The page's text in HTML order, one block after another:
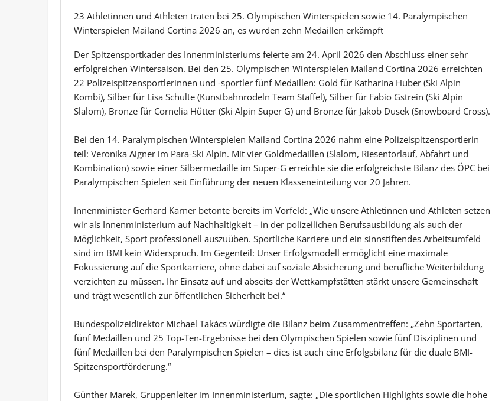
23 Athletinnen und Athleten traten bei 25. Olympischen Winterspielen sowie 14. Paralympischen
Winterspielen Mailand Cortina 2026 an, es wurden zehn Medaillen erkämpft
Der Spitzensportkader des Innenministeriums feierte am 24. April 2026 den Abschluss einer sehr
erfolgreichen Wintersaison. Bei den 25. Olympischen Winterspielen Mailand Cortina 2026 erreichten
22 Polizeispitzensportlerinnen und -sportler fünf Medaillen: Gold für Katharina Huber (Ski Alpin
Kombi), Silber für Lisa Schulte (Kunstbahnrodeln Team Staffel), Silber für Fabio Gstrein (Ski Alpin
Slalom), Bronze für Cornelia Hütter (Ski Alpin Super G) und Bronze für Jakob Dusek (Snowboard Cross).
Bei den 14. Paralympischen Winterspielen Mailand Cortina 2026 nahm eine Polizeispitzensportlerin
teil: Veronika Aigner im Para-Ski Alpin. Mit vier Goldmedaillen (Slalom, Riesentorlauf, Abfahrt und
Kombination) sowie einer Silbermedaille im Super-G erreichte sie die erfolgreichste Bilanz des ÖPC bei
Paralympischen Spielen seit Einführung der neuen Klasseneinteilung vor 20 Jahren.
Innenminister Gerhard Karner betonte bereits im Vorfeld: „Wie unsere Athletinnen und Athleten setzen
wir als Innenministerium auf Nachhaltigkeit – in der polizeilichen Berufsausbildung als auch der
Möglichkeit, Sport professionell auszuüben. Sportliche Karriere und ein sinnstiftendes Arbeitsumfeld
sind im BMI kein Widerspruch. Im Gegenteil: Unser Erfolgsmodell ermöglicht eine maximale
Fokussierung auf die Sportkarriere, ohne dabei auf soziale Absicherung und berufliche Weiterbildung
verzichten zu müssen. Ihr Einsatz auf und abseits der Wettkampfstätten stärkt unsere Gemeinschaft
und trägt wesentlich zur öffentlichen Sicherheit bei.“
Bundespolizeidirektor Michael Takács würdigte die Bilanz beim Zusammentreffen: „Zehn Sportarten,
fünf Medaillen und 25 Top-Ten-Ergebnisse bei den Olympischen Spielen sowie fünf Disziplinen und
fünf Medaillen bei den Paralympischen Spielen – dies ist auch eine Erfolgsbilanz für die duale BMI-
Spitzensportförderung.“
Günther Marek, Gruppenleiter im Innenministerium, sagte: „Die sportlichen Highlights sowie die hohe